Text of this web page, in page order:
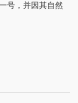
号，并因其自然